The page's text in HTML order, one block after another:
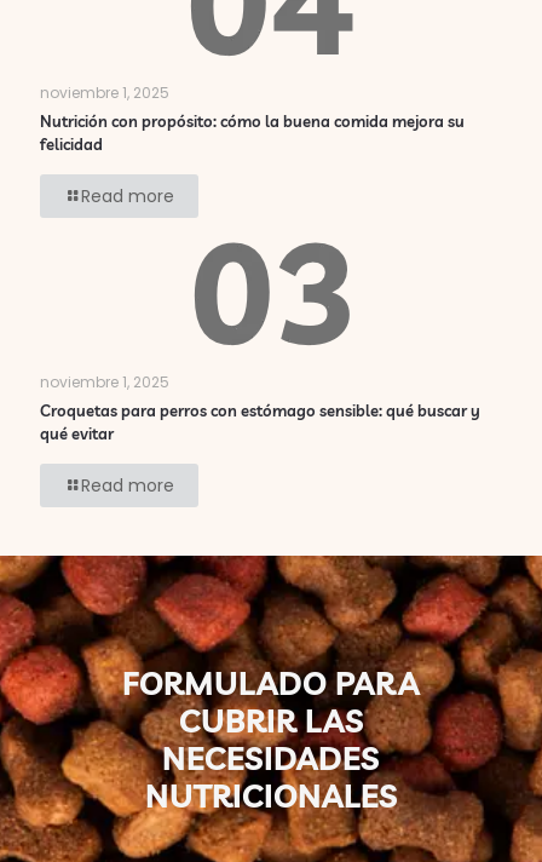
noviembre 1, 2025
Nutrición con propósito: cómo la buena comida mejora su
felicidad
Read more
noviembre 1, 2025
Croquetas para perros con estómago sensible: qué buscar y
qué evitar
Read more
FORMULADO PARA
CUBRIR LAS
NECESIDADES
NUTRICIONALES